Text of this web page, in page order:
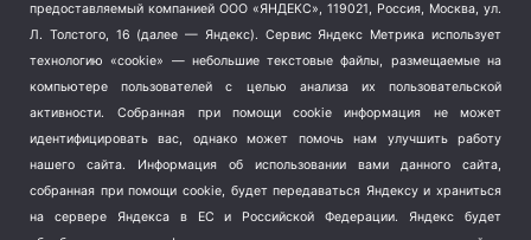
Терроризм (1)
Транспорт (262)
Туризм (178)
Флот (76)
Школа и спорт (2)
Экология (8)
предоставляемый компанией ООО «ЯНДЕКС», 119021, Россия, Москва, ул.
Л. Толстого, 16 (далее — Яндекс). Сервис Яндекс Метрика использует
технологию «cookie» — небольшие текстовые файлы, размещаемые на
компьютере пользователей с целью анализа их пользовательской
активности.
Собранная при помощи cookie информация не может
идентифицировать вас, однако может помочь нам улучшить работу
нашего сайта. Информация об использовании вами данного сайта,
собранная при помощи cookie, будет передаваться Яндексу и храниться
на сервере Яндекса в ЕС и Российской Федерации. Яндекс будет